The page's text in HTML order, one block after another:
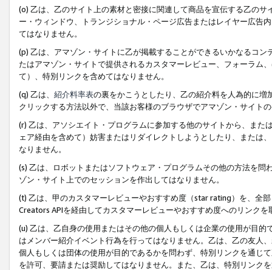
(o) 乙は、乙のサイト上の素材と密接に関連して商品を宣伝する乙の
ー・ウィンドウ、トランジショナル・ページ広告またはレイヤー広告
てはなりません。
(p) 乙は、アマゾン・サイトに乙が掲載することができるいかなるコ
たはアマゾン・サイトで提供されるカスタマーレビュー、フォーラム
て）、特別リンクを含めてはなりません。
(q) 乙は、 紹介料率表の裏をかこうとしたり、乙の紹介料を人為的に
クリックする方法以外で、当該お客様のブラウザでアマゾン・サイト
(r) 乙は、アソシエイト・プログラムに参加する他のサイトから、ま
ェア経由を含めて）妨害またはリダイレクトしようとしたり、または
なりません。
(s) 乙は、ロボットまたはソフトウェア・プログラムその他の方法を
ゾン・サイト上でのセッションを作出してはなりません。
(t) 乙は、甲のカスタマーレビューやおすすめ度（star rating）を、全
Creators APIを経由してカスタマーレビューやおすすめ度へのリンクを
(u) 乙は、乙自身の使用またはその他の個人もしくは企業の使用が目
はメンバー紹介イベント行為を行ってはなりません。乙は、乙の友人
個人もしくは団体の使用が目的であるかを問わず、特別リンクを通じ
を許可、要請または奨励してはなりません。また、乙は、特別リンク